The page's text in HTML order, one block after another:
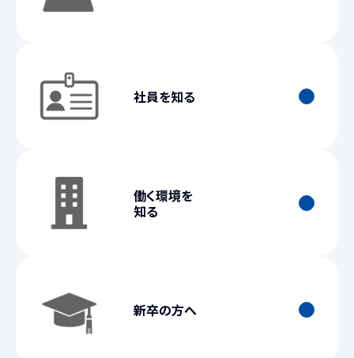
社員を知る
働く環境を
知る
新卒の方へ